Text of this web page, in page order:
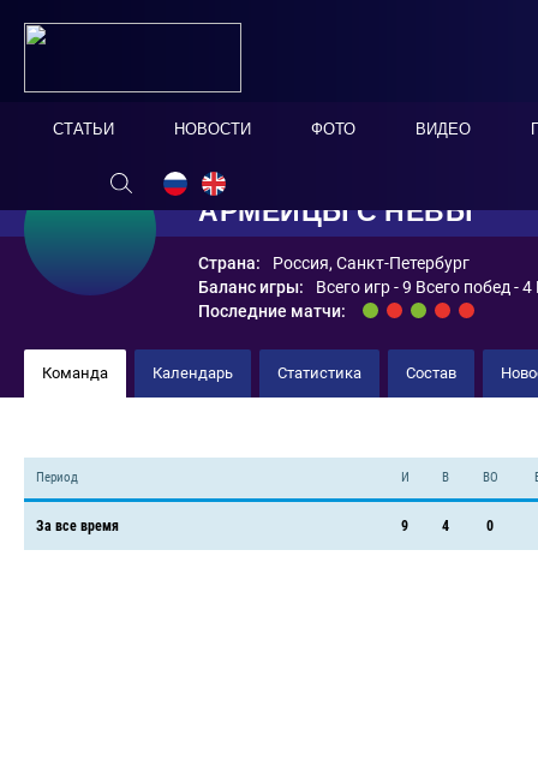
СТАТЬИ НОВОСТИ ФОТО ВИДЕО
АРМЕЙЦЫ С НЕВЫ
Страна:
Россия, Санкт-Петербург
Баланс игры:
Всего игр - 9 Всего побед -
Последние матчи:
Команда Календарь Статистика Состав
Период И В ВО
За все время 9 4 0